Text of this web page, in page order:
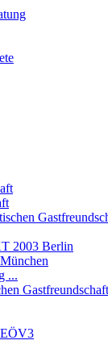
2003 Berlin
...
Gastfreundschaft